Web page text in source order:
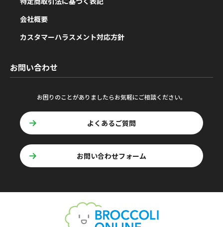
会社概要
カスタマーハラスメント対応方針
お問い合わせ
お困りのことがありましたらお気軽にご相談ください。
よくあるご質問
お問い合わせフォーム